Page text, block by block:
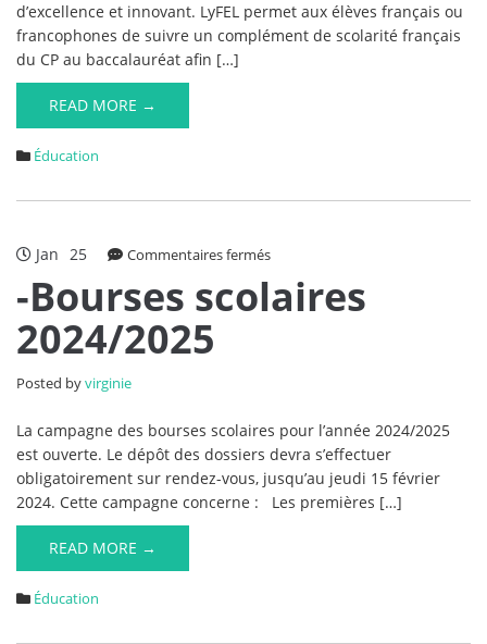
d’excellence et innovant. LyFEL permet aux élèves français ou
francophones de suivre un complément de scolarité français
du CP au baccalauréat afin […]
READ MORE →
Éducation
Jan 25 Commentaires ferméssur
Bourses
-Bourses scolaires
2024/2025
Posted byvirginie
La campagne des bourses scolaires pour l’année 2024/2025
est ouverte. Le dépôt des dossiers devra s’effectuer
obligatoirement sur rendez-vous, jusqu’au jeudi 15 février
2024. Cette campagne concerne : Les premières […]
READ MORE →
Éducation